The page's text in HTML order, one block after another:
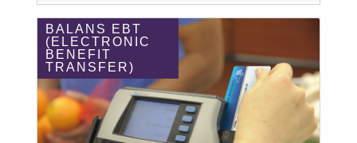
BALANS EBT
(ELECTRONIC
BENEFIT
TRANSFER)